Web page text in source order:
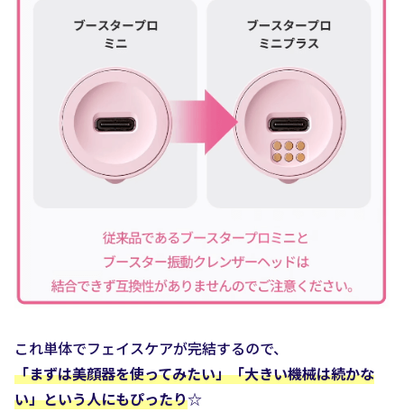
これ単体でフェイスケアが完結するので、
「まずは美顔器を使ってみたい」「大きい機械は続かな
い」という人にもぴったり☆